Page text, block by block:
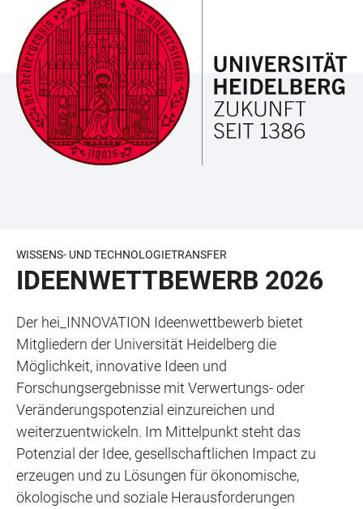
LINKS
ZUR
BARRIEREFREIHEIT
ZUM
HAUPTINHALT
HAUPTNAVIGATION
ÖFFNEN
WEBSEITENSUCHE
ÖFFNEN
WISSENS- UND TECHNOLOGIETRANSFER
IDEENWETTBEWERB 2026
Der hei_INNOVATION Ideenwettbewerb bietet
Mitgliedern der Universität Heidelberg die
Möglichkeit, innovative Ideen und
Forschungsergebnisse mit Verwertungs- oder
Veränderungspotenzial einzureichen und
weiterzuentwickeln. Im Mittelpunkt steht das
Potenzial der Idee, gesellschaftlichen Impact zu
erzeugen und zu Lösungen für ökonomische,
ökologische und soziale Herausforderungen